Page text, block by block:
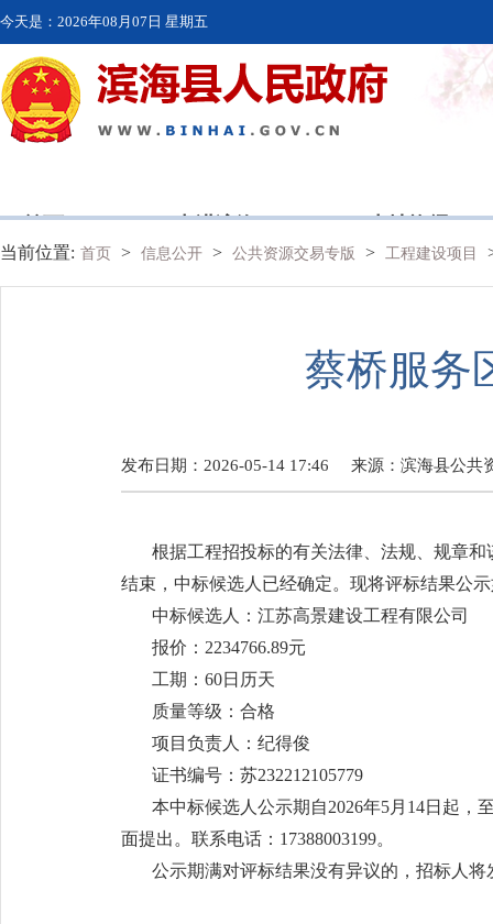
今天是： 2026年08月07日 星期五
首页 走进滨海 本地资讯
当前位置: 首页 > 信息公开 > 公共资源交易专版 > 工程建设项目
蔡桥服务
发布日期：2026-05-14 17:46 来源： 滨海县公共
根据工程招投标的有关法律、法规、规章
结束，中标候选人已经确定。现将评标结果公
中标候选人：江苏高景建设工程有限公司
报价：2234766.89元
工期：60日历天
质量等级：合格
项目负责人：纪得俊
证书编号：苏232212105779
本中标候选人公示期自2026年5月14日起，
面提出。联系电话：17388003199。
公示期满对评标结果没有异议的，招标人